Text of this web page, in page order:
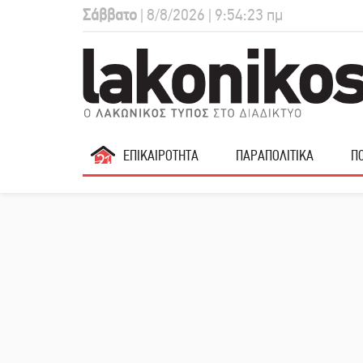
Σάββατο | 8/8/2026 | 9:54:24 πμ
ΕΠΙΚΑΙΡΟΤΗΤΑ ΠΑΡΑΠΟΛΙΤΙΚΑ